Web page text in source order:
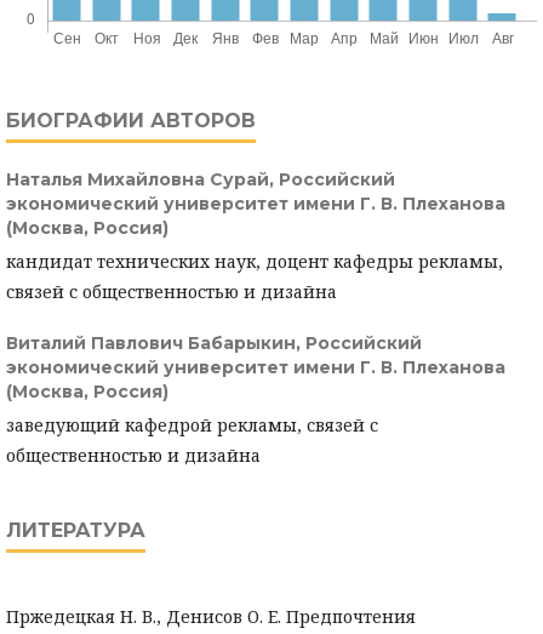
БИОГРАФИИ АВТОРОВ
Наталья Михайловна Сурай, Российский
экономический университет имени Г. В. Плеханова
(Москва, Россия)
кандидат технических наук, доцент кафедры рекламы,
связей с общественностью и дизайна
Виталий Павлович Бабарыкин, Российский
экономический университет имени Г. В. Плеханова
(Москва, Россия)
заведующий кафедрой рекламы, связей с
общественностью и дизайна
ЛИТЕРАТУРА
Пржедецкая Н. В., Денисов О. Е. Предпочтения